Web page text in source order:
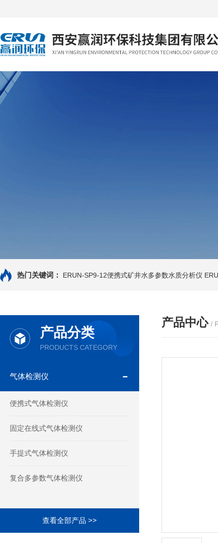
热门关键词： ERUN-SP9-12便携式矿井水多参数水质分析仪
产品分类
PRODUCTS CATEGORY
气体检测仪
便携式气体检测仪
固定在线式气体检测仪
手提式气体检测仪
复合多参数气体检测仪
查看全部产品 >>
产品中心 /